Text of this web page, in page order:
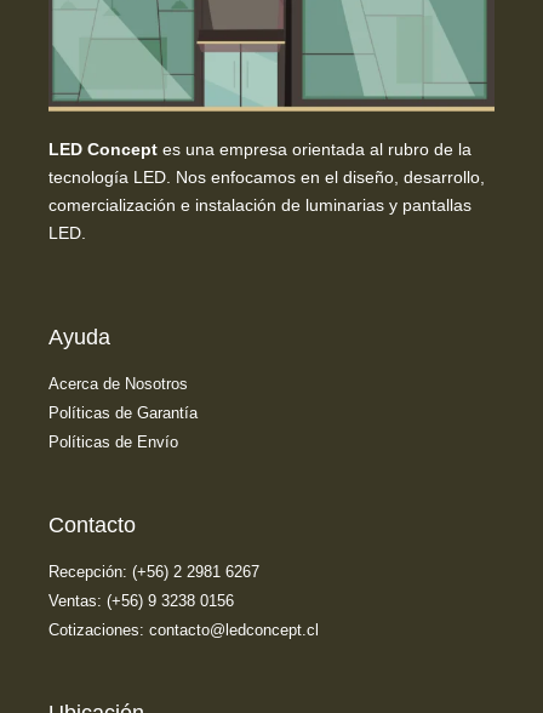
LED Concept es una empresa orientada al rubro de la
tecnología LED. Nos enfocamos en el diseño, desarrollo,
comercialización e instalación de luminarias y pantallas
LED.
Ayuda
Acerca de Nosotros
Políticas de Garantía
Políticas de Envío
Contacto
Recepción: (+56) 2 2981 6267
Ventas: (+56) 9 3238 0156
Cotizaciones: contacto@ledconcept.cl